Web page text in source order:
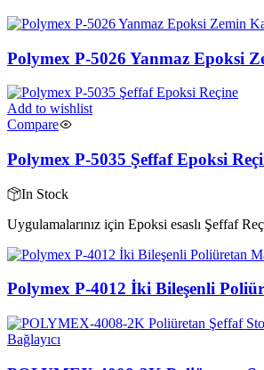
Polymex P-5026 Yanmaz Epoksi
Add to wishlist
Compare
Polymex P-5035 Şeffaf Epoksi
In Stock
Uygulamalarınız için Epoksi esaslı Şeffaf
Polymex P-4012 İki Bileşenli